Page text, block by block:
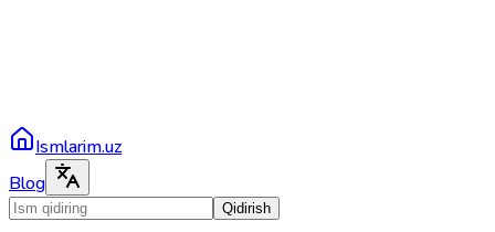
Ismlarim.uz
Blog
Qidirish